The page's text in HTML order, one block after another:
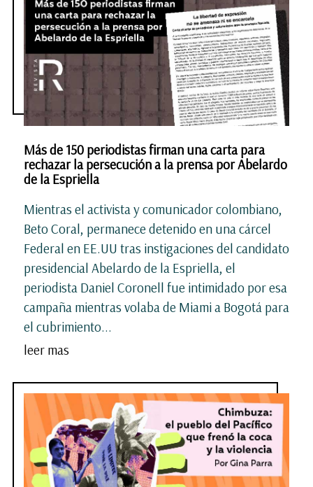
Más de 150 periodistas firman una carta para
rechazar la persecución a la prensa por Abelardo
de la Espriella
Mientras el activista y comunicador colombiano,
Beto Coral, permanece detenido en una cárcel
Federal en EE.UU tras instigaciones del candidato
presidencial Abelardo de la Espriella, el
periodista Daniel Coronell fue intimidado por esa
campaña mientras volaba de Miami a Bogotá para
el cubrimiento...
leer mas